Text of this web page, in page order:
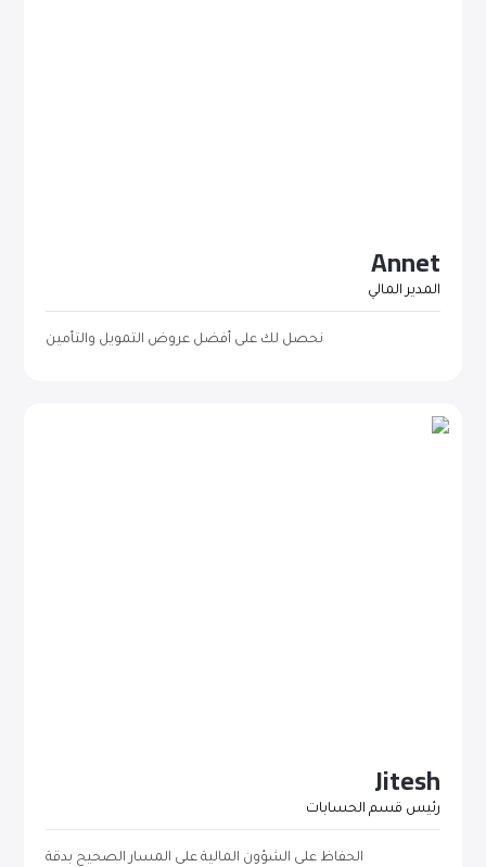
Annet
المدير المالي
نحصل لك على أفضل عروض التمويل والتأمين
Jitesh
رئيس قسم الحسابات
الحفاظ على الشؤون المالية على المسار الصحيح بدقة